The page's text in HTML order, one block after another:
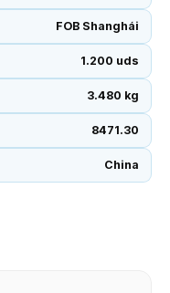
FOB Shanghái
1.200 uds
3.480 kg
8471.30
China